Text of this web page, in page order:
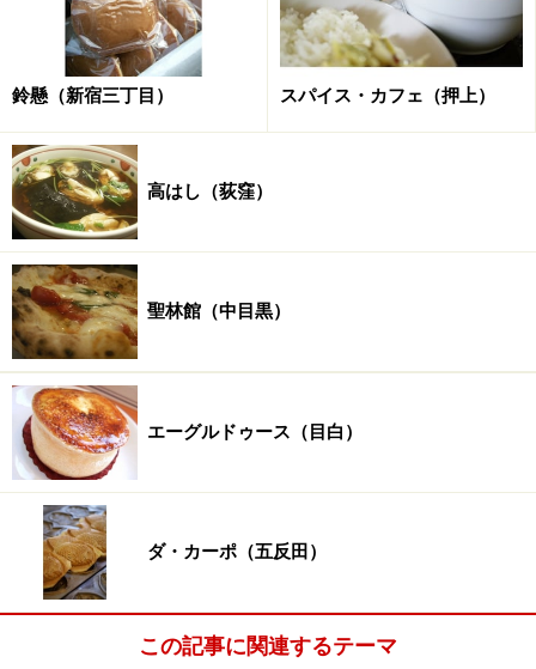
鈴懸（新宿三丁目） スパイス・カフェ（押上）
高はし（荻窪）
聖林館（中目黒）
エーグルドゥース（目白）
ダ・カーポ（五反田）
この記事に関連するテーマ